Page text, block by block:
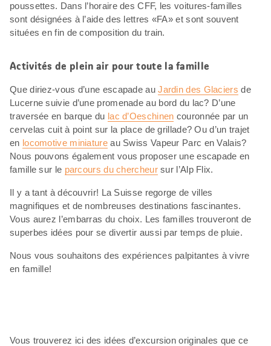
poussettes. Dans l’horaire des CFF, les voitures-familles
sont désignées à l’aide des lettres «FA» et sont souvent
situées en fin de composition du train.
Activités de plein air pour toute la famille
Que diriez-vous d’une escapade auJardin des Glaciers de
Lucerne suivie d’une promenade au bord du lac? D’une
traversée en barque du lac d’Oeschinen couronnée par un
cervelas cuit à point sur la place de grillade? Ou d’un trajet
en locomotive miniatureau Swiss Vapeur Parc en Valais?
Nous pouvons également vous proposer une escapade en
famille sur le parcours du chercheursur l’Alp Flix.
Il y a tant à découvrir! La Suisse regorge de villes
magnifiques et de nombreuses destinations fascinantes.
Vous aurez l’embarras du choix. Les familles trouveront de
superbes idées pour se divertir aussi par temps de pluie.
Nous vous souhaitons des expériences palpitantes à vivre
en famille!
Vous trouverez ici des idées d’excursion originales que ce